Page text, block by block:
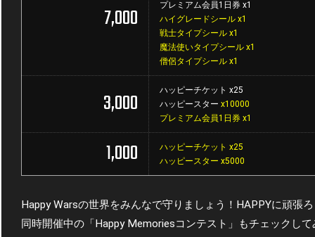
7,000
プレミアム会員1日券 x1
ハイグレードシール x1
戦士タイプシール x1
魔法使いタイプシール x1
僧侶タイプシール x1
3,000
ハッピーチケット x25
ハッピースター x10000
プレミアム会員1日券 x1
1,000
ハッピーチケット x25
ハッピースター x5000
Happy Warsの世界をみんなで守りましょう！HAPPYに頑張
同時開催中の「Happy Memoriesコンテスト」もチェックし